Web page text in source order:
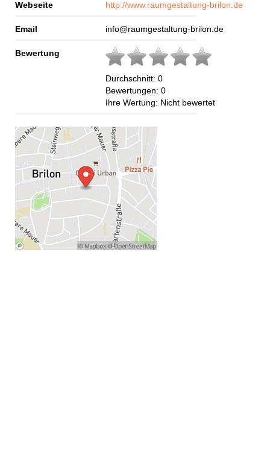
Webseite http://www.raumgestaltung-brilon.de
Email info@raumgestaltung-brilon.de
Bewertung
Durchschnitt: 0
Bewertungen: 0
Ihre Wertung: Nicht bewertet